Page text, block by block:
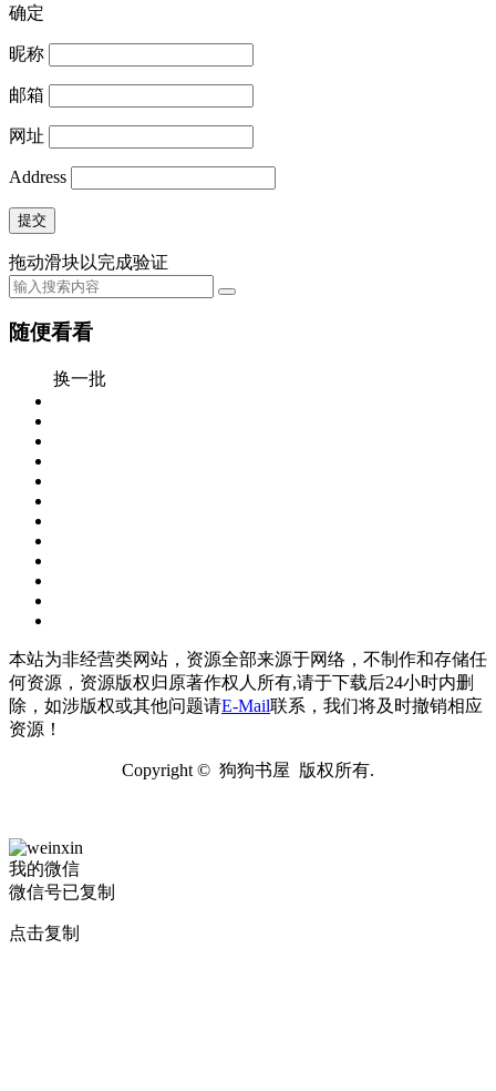
确定
昵称
邮箱
网址
Address
提交
拖动滑块以完成验证
随便看看
换一批
本站为非经营类网站，资源全部来源于网络，不制作和存储任
何资源，资源版权归原著作权人所有,请于下载后24小时内删
除，如涉版权或其他问题请E-Mail联系，我们将及时撤销相应
资源！
Copyright © 狗狗书屋 版权所有.
我的微信
微信号已复制
点击复制